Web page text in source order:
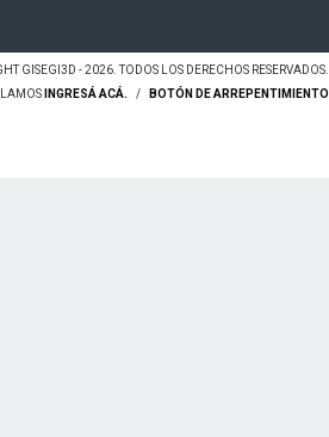
GISEGI3D - 2026. TODOS LOS DERECHOS RESERVADOS.
INGRESÁ ACÁ. / BOTÓN DE ARREPENTIMIENTO